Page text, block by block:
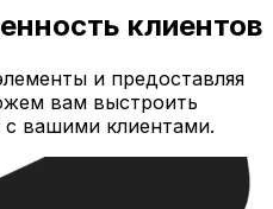
клиентов
и предоставляя
вам выстроить
вашими клиентами.